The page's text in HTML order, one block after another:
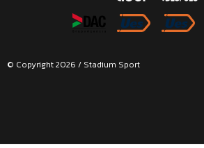
© Copyright 2026 / Stadium Sport